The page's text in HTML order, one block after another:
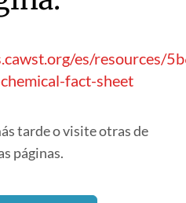
es/resources/
fact-sheet
tarde o visite otras de
páginas.